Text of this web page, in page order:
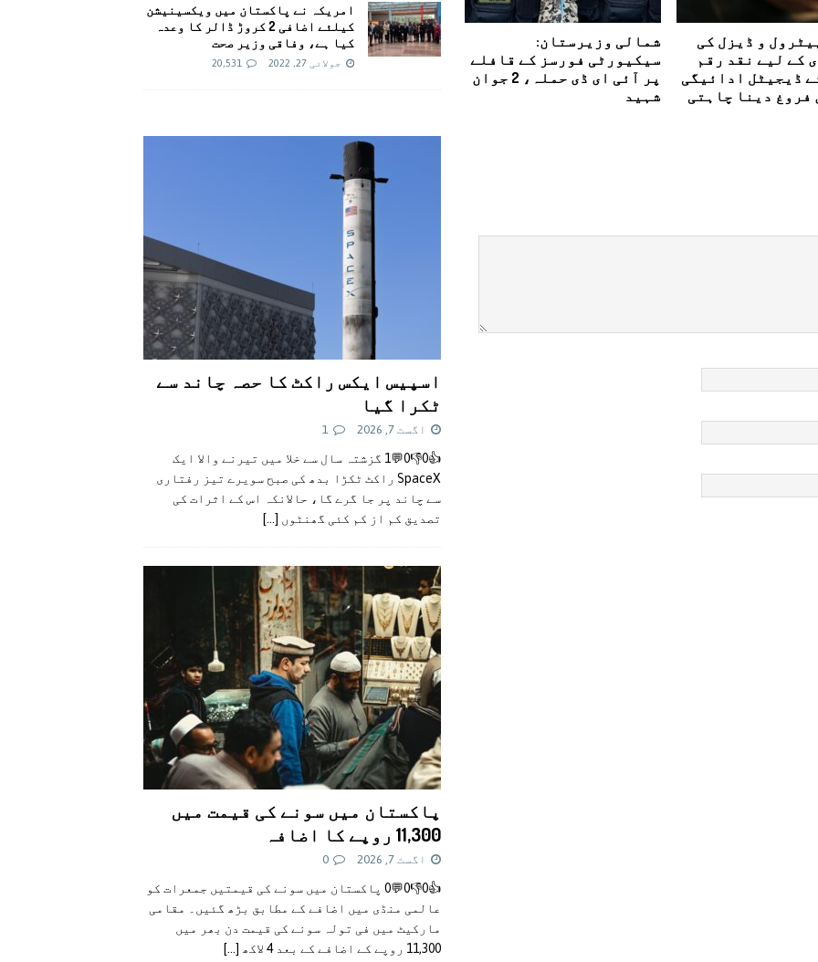
و ڈیزل کی
کے لیے نقد رقم
ڈیجیٹل ادائیگی
فروغ دینا چاہتی
شمالی وزیرستان:
سیکیورٹی فورسز کے قافلے
پر آئی ای ڈی حملہ، 2 جوان
شہید
امريکہ نے پاکستان میں ویکسینیشن
کیلئے اضافی 2 کروڑ ڈالر کا وعدہ
کیا ہے، وفاقی وزیر صحت
جولائی 27, 2022 20,531
اسپیس ایکس راکٹ کا حصہ چاند سے
ٹکرا گیا
اگست 7, 2026 1
👍0👎0💬1 گزشتہ سال سے خلا میں تیرنے والا ایک
SpaceX راکٹ ٹکڑا بدھ کی صبح سویرے تیز رفتاری
سے چاند پر جا گرے گا، حالانکہ اس کے اثرات کی
تصدیق کم از کم کئی گھنٹوں [...]
پاکستان میں سونے کی قیمت میں
11,300 روپے کا اضافہ
اگست 7, 2026 0
👍0👎0💬0 پاکستان میں سونے کی قیمتیں جمعرات کو
عالمی منڈی میں اضافے کے مطابق بڑھ گئیں۔ مقامی
مارکیٹ میں فی تولہ سونے کی قیمت دن بھر میں
11,300 روپے کے اضافے کے بعد 4 لاکھ
[...]